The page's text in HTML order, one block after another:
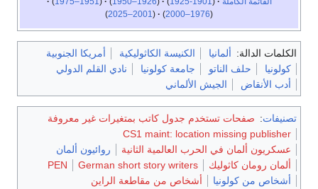
(
1976–2000
)
(
2001–2025
)
الكلمات الدالة: ألمانيا الكنيسة الكاثوليكية
أمريكا الجنوبية
كولونيا
حلف الناتو جامعة كولونيا
نادي القلم الدولي
أدب الأنقاض
الجيش الألماني
تصنيفات: صفحات تستخدم جدول كاتب بمتغيرات غير معروفة
CS1 maint: location missing publisher
عسكريون ألمان في الحرب العالمية الثانية
روائيون ألمان
ألمان رومان كاثوليك
German short story writers
PEN
أشخاص من كولونيا
أشخاص من مقاطعة الراين